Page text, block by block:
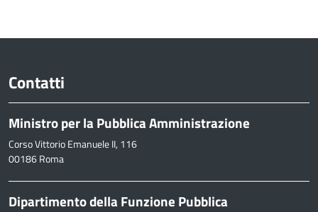
Contatti
Ministro per la Pubblica Amministrazione
Corso Vittorio Emanuele II, 116
00186 Roma
Dipartimento della Funzione Pubblica